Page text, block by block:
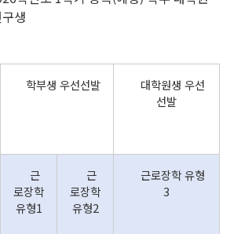
생
유형
학부생 우선선발
대학원생 우선
선발
근
로장학
유형1
근
로장학
유형2
근로장학 유형
3